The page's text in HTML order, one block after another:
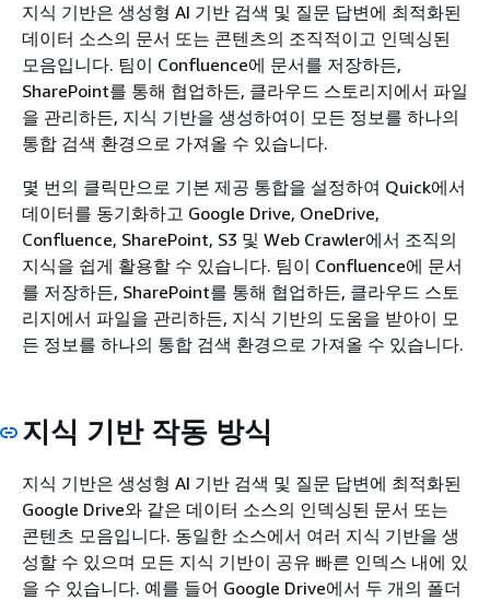
지식 기반은 생성형 AI 기반 검색 및 질문 답변에 최적화된
데이터 소스의 문서 또는 콘텐츠의 조직적이고 인덱싱된
모음입니다. 팀이 Confluence에 문서를 저장하든,
SharePoint를 통해 협업하든, 클라우드 스토리지에서 파일
을 관리하든, 지식 기반을 생성하여이 모든 정보를 하나의
통합 검색 환경으로 가져올 수 있습니다.
몇 번의 클릭만으로 기본 제공 통합을 설정하여 Quick에서
데이터를 동기화하고 Google Drive, OneDrive,
Confluence, SharePoint, S3 및 Web Crawler에서 조직의
지식을 쉽게 활용할 수 있습니다. 팀이 Confluence에 문서
를 저장하든, SharePoint를 통해 협업하든, 클라우드 스토
리지에서 파일을 관리하든, 지식 기반의 도움을 받아이 모
든 정보를 하나의 통합 검색 환경으로 가져올 수 있습니다.
지식 기반 작동 방식
지식 기반은 생성형 AI 기반 검색 및 질문 답변에 최적화된
Google Drive와 같은 데이터 소스의 인덱싱된 문서 또는
콘텐츠 모음입니다. 동일한 소스에서 여러 지식 기반을 생
성할 수 있으며 모든 지식 기반이 공유 빠른 인덱스 내에 있
을 수 있습니다. 예를 들어 Google Drive에서 두 개의 폴더